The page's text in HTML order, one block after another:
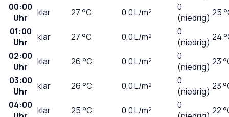
00:00
Uhr
klar 27°C 0,0L/m²
0
(niedrig) 25
01:00
Uhr
klar 27°C 0,0L/m²
0
(niedrig) 24
02:00
Uhr
klar 26°C 0,0L/m²
0
(niedrig) 23
03:00
Uhr
klar 26°C 0,0L/m²
0
(niedrig) 23
04:00 klar 25°C 0,0L/m²
0
22